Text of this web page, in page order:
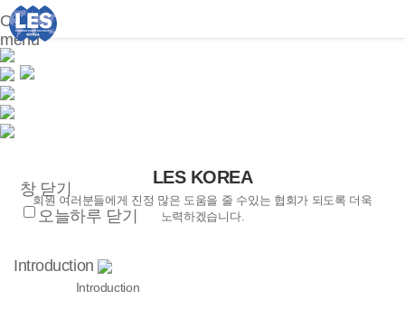
Open
menu
LES KOREA
회원 여러분들에게 진정 많은 도움을 줄 수있는 협회가 되도록 더욱
노력하겠습니다.
Introduction
Introduction
창 닫기
오늘하루 닫기